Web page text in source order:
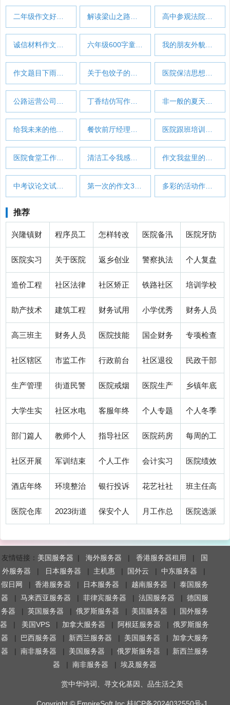
多彩的活动作文六百字点面结合(必备3篇…
推荐
兴隆镇财
政工作总
结(50…
10-23
程序员工
作总结问
题(通…
10-23
怎样转改
作风工作
总结(…
10-23
医院备汛
工作总结
(热门1…
10-23
医院牙防
办工作总
结范文…
10-23
医院实习
工作总结
200字(…
10-23
关于医院
投诉工作
总结(…
10-23
返乡创业
工作总结
个人(…
10-23
警察执法
工作总结
个人(…
10-23
个人复盘
总结范文
(汇总3…
10-23
造价工程
工作总结
个人(…
10-23
社区法律
优化整合
工作总…
10-23
社区矫正
档案整治
工作总…
10-23
铁路社区
工作总结
范文(…
10-23
培训学校
年终总结
范文(…
10-23
助产技术
年终工作
总结(…
10-23
建筑工程
项目年终
总结范…
10-23
财务试用
期转正总
结范文…
10-23
小学优秀
班主任工
作总结…
10-23
财务人员
试用期总
结范文…
10-23
高三班主
任下学期
工作总…
10-23
财务人员
试用期总
结5篇…
10-24
医院技能
中心培训
工作总…
10-24
国企财务
年终决算
工作总…
10-24
专项检查
总结报告
范文(…
10-24
社区辖区
硬化工作
总结(…
10-24
市监工作
总结个人
(实用1…
10-24
行政前台
试用期总
结范文…
10-24
社区退役
工作总结
报告(4…
10-24
民政干部
工作总结
村级换…
10-24
生产管理
年终总结
范文(…
10-24
街道民警
个人工作
总结(…
10-24
医院戒烟
培训工作
总结(…
10-24
医院生产
车间工作
总结(…
10-24
乡镇年底
宣传工作
总结(…
10-24
大学生实
习工作总
结范文…
10-24
社区水电
管家工作
总结(…
10-24
客服年终
工作总结
简短范…
10-24
个人专题
工作总结
中班(…
10-24
个人冬季
攻势工作
总结(…
10-24
部门篇人
工作总结5
篇范…
10-24
教师个人
年终总结
范文(…
10-24
指导社区
争先创优
工作总…
10-24
医院药房
见习工作
总结感…
10-24
每周的工
作总结和
计划(…
10-24
社区开展
送祝福工
作总结…
军训结束
后工作总
结范文…
个人工作
总结前言
范文(…
会计实习
工作总结5
篇范…
医院绩效
发放工作
总结(…
酒店年终
工作总结
10-24
环境整治
工作总结
10-24
银行投诉
年终工作
10-24
花艺社社
团工作总
10-24
班主任高
中学期工
10-24
医院仓库
总结(…
10-24
2023街道
个人(…
10-24
保安个人
范文大…
10-24
月工作总
尾(优…
10-24
医院选派
总结(…
10-24
友情链接： 美国服务器 | 海外服务器 | 香港服务器租用 |
国
外服务器 | 日本服务器 | 主机惠| 国外云 | 中东服务器 |
假日网
| 香港服务器 | 日本服务器 | 越南服务器 | 泰国服务
器 | 马来西亚服务器 | 菲律宾服务器 | 法国服务器 | 德国服
务器 | 英国服务器 | 俄罗斯服务器 | 美国服务器 |
国外服务
器 | 美国VPS | 加拿大服务器 | 阿根廷服务器 |俄罗斯服务
器 | 巴西服务器 | 新西兰服务器 | 美国服务器 | 加拿大服务
器 | 南非服务器 | 美国服务器 | 俄罗斯服务器 | 新西兰服务
器 | 南非服务器 | 埃及服务器
赏中华诗词、寻文化基因、品生活之美